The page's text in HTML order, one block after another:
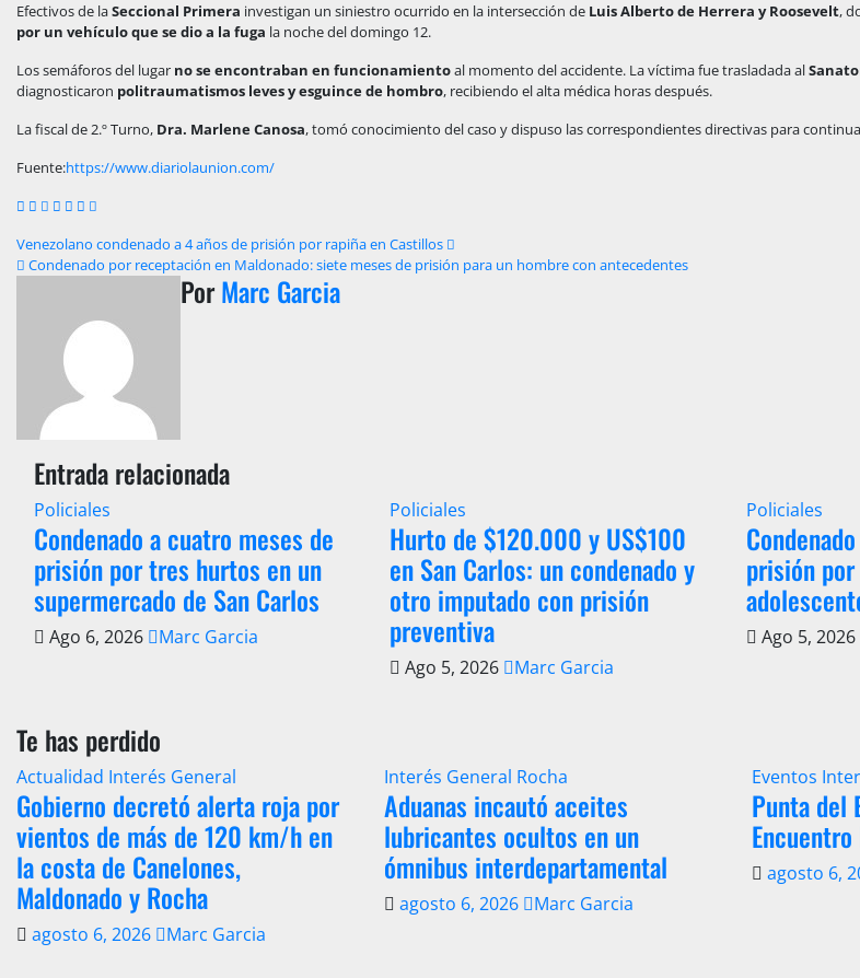
Efectivos de laSeccional Primera investigan un siniestro ocurrido en la intersección de Luis Alberto de Herrera y Roosevelt,
por un vehículo que se dio a la fuga la noche del domingo 12.
Los semáforos del lugar no se encontraban en funcionamientoal momento del accidente. La víctima fue trasladada al
diagnosticaron politraumatismos leves y esguince de hombro, recibiendo el alta médica horas después.
La fiscal de 2.º Turno, Dra. Marlene Canosa, tomó conocimiento del caso y dispuso las correspondientes directivas para
Fuente:https://www.diariolaunion.com/
Navegación
entradas
Venezolano condenado a 4 años de prisión por rapiña en Castillos
Condenado por receptación en Maldonado: siete meses de prisión para un hombre con antecedentes
PorMarc Garcia
Entrada relacionada
Policiales
Condenado a cuatro meses de
prisión por tres hurtos en un
supermercado de San Carlos
Ago 6, 2026 Marc Garcia
Policiales
Hurto de $120.000 y US$100
en San Carlos: un condenado y
otro imputado con prisión
preventiva
Ago 5, 2026 Marc Garcia
Policiales
prisión
Ago 5, 2026
Te has perdido
Actualidad Interés General
Gobierno decretó alerta roja por
vientos de más de 120 km/h en
la costa de Canelones,
Maldonado y Rocha
agosto 6, 2026 Marc Garcia
Interés General Rocha
Aduanas incautó aceites
lubricantes ocultos en un
ómnibus interdepartamental
agosto 6, 2026 Marc Garcia
Eventos
Punta del
agosto 6,